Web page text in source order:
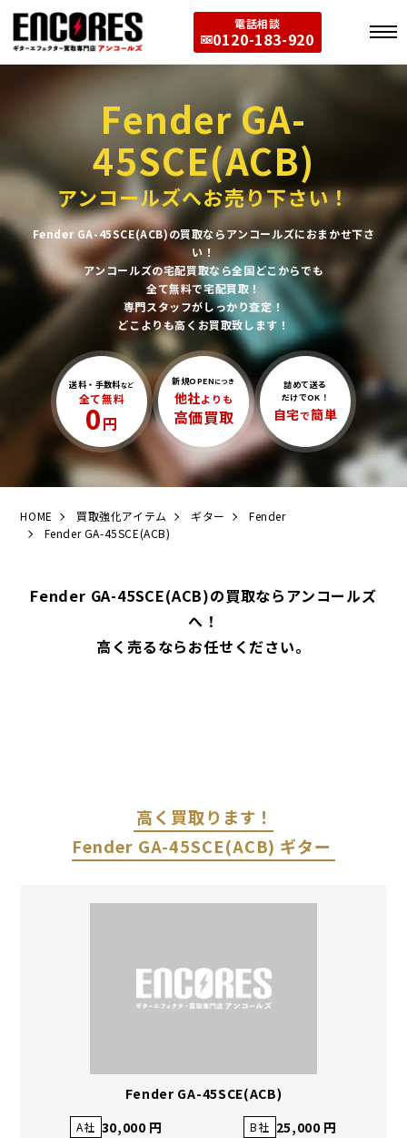
電話相談
0120-183-920
Fender GA-
45SCE(ACB)
アンコールズへお売り下さい！
Fender GA-45SCE(ACB)の買取ならアンコールズにおまかせ下さ
い！
アンコールズの宅配買取なら全国どこからでも
全て無料で宅配買取！
専門スタッフがしっかり査定！
どこよりも高くお買取致します！
送料・手数料など
全て無料
0円
新規OPEN につき
他社よりも
高価買取
詰めて送る
だけでOK！
自宅で簡単
HOME 買取強化アイテム ギター
Fender
Fender GA-45SCE(ACB)
Fender GA-45SCE(ACB)の買取ならアンコールズ
へ！
高く売るならお任せください。
高く買取ります！
Fender GA-45SCE(ACB) ギター
Fender GA-45SCE(ACB)
A社 30,000 円 B社 25,000 円